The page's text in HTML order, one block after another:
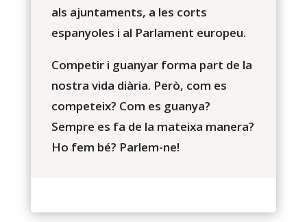
als ajuntaments, a les corts
espanyoles i al Parlament europeu.
Competir i guanyar forma part de la
nostra vida diària. Però, com es
competeix? Com es guanya?
Sempre es fa de la mateixa manera?
Ho fem bé? Parlem-ne!